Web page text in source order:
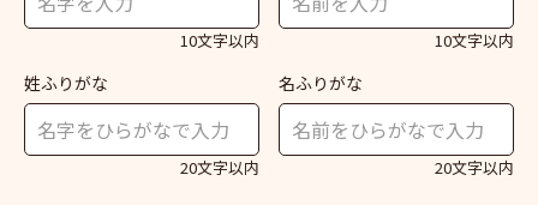
10文字以内 10文字以内
姓ふりがな
20文字以内
名ふりがな
20文字以内